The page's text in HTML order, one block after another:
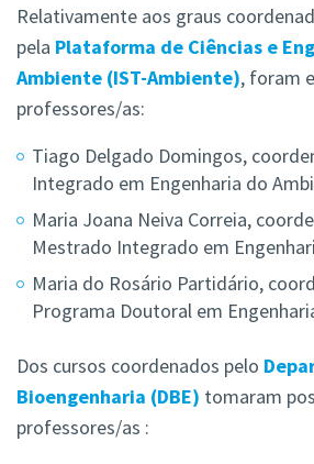
Relativamente aos graus
pela Plataforma de Ciências e
Ambiente (IST-Ambiente), foram
professores/as:
Tiago Delgado Domingos,
Integrado em Engenharia do
Maria Joana Neiva Correia,
Mestrado Integrado em
Maria do Rosário Partidário,
Programa Doutoral em
Dos cursos coordenados pelo
Bioengenharia (DBE) tomaram
professores/as :